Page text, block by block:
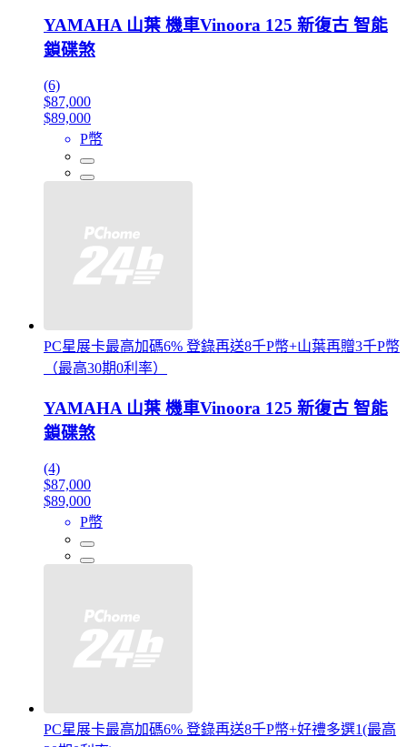
YAMAHA 山葉 機車Vinoora 125 新復古 智能
鎖碟煞
(6)
$87,000
$89,000
P幣
PC星展卡最高加碼6% 登錄再送8千P幣+山葉再贈3千P幣
（最高30期0利率）
YAMAHA 山葉 機車Vinoora 125 新復古 智能
鎖碟煞
(4)
$87,000
$89,000
P幣
PC星展卡最高加碼6% 登錄再送8千P幣+好禮多選1(最高